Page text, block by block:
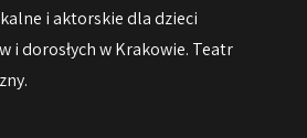
i aktorskie dla dzieci
i dorosłych w Krakowie. Teatr